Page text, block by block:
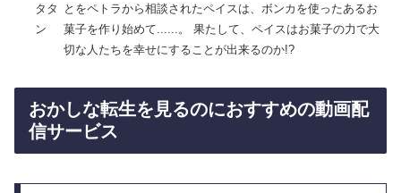
タタ
ン
とをペトラから相談されたペイスは、ボンカを使ったあるお
菓子を作り始めて......。 果たして、ペイスはお菓子の力で大
切な人たちを幸せにすることが出来るのか!?
おかしな転生を見るのにおすすめの動画配
信サービス